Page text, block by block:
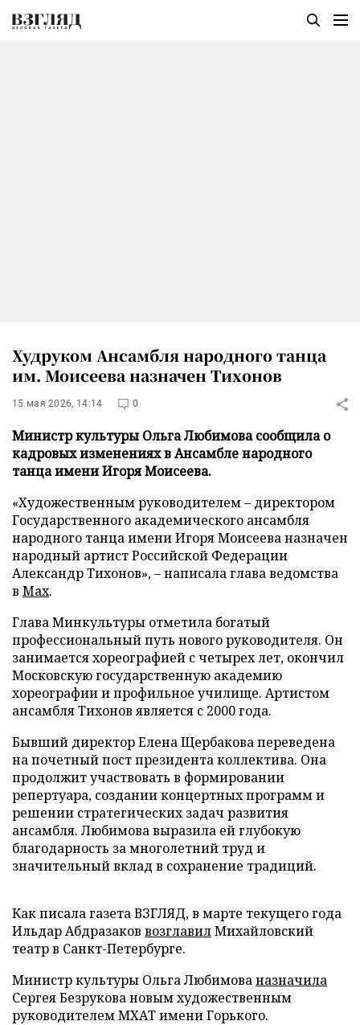
Худруком Ансамбля народного танца
им. Моисеева назначен Тихонов
15 мая 2026, 14:14 0
Министр культуры Ольга Любимова сообщила о
кадровых изменениях в Ансамбле народного
танца имени Игоря Моисеева.
«Художественным руководителем – директором
Государственного академического ансамбля
народного танца имени Игоря Моисеева назначен
народный артист Российской Федерации
Александр Тихонов», – написала глава ведомства
в Max.
Глава Минкультуры отметила богатый
профессиональный путь нового руководителя. Он
занимается хореографией с четырех лет, окончил
Московскую государственную академию
хореографии и профильное училище. Артистом
ансамбля Тихонов является с 2000 года.
Бывший директор Елена Щербакова переведена
на почетный пост президента коллектива. Она
продолжит участвовать в формировании
репертуара, создании концертных программ и
решении стратегических задач развития
ансамбля. Любимова выразила ей глубокую
благодарность за многолетний труд и
значительный вклад в сохранение традиций.
Как писала газета ВЗГЛЯД, в марте текущего года
Ильдар Абдразаков возглавилМихайловский
театр в Санкт-Петербурге.
Министр культуры Ольга Любимованазначила
Сергея Безрукова новым художественным
руководителем МХАТ имени Горького.